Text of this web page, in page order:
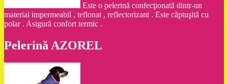
Este o pelerină confecţionată dintr-un
material impermeabil , teflonat , reflectorizant . Este căptuşită cu
polar . Asigură confort termic .
Pelerină AZOREL